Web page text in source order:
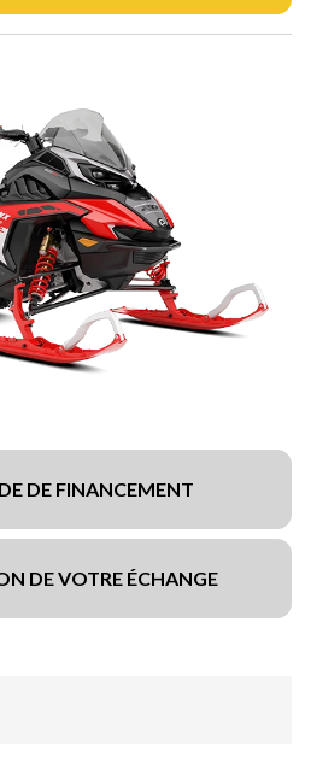
DE FINANCEMENT
DE VOTRE ÉCHANGE